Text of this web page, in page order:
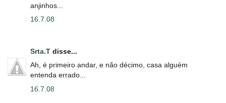
anjinhos...
16.7.08
Srta.T disse...
Ah, é primeiro andar, e não décimo, casa alguém
entenda errado...
16.7.08